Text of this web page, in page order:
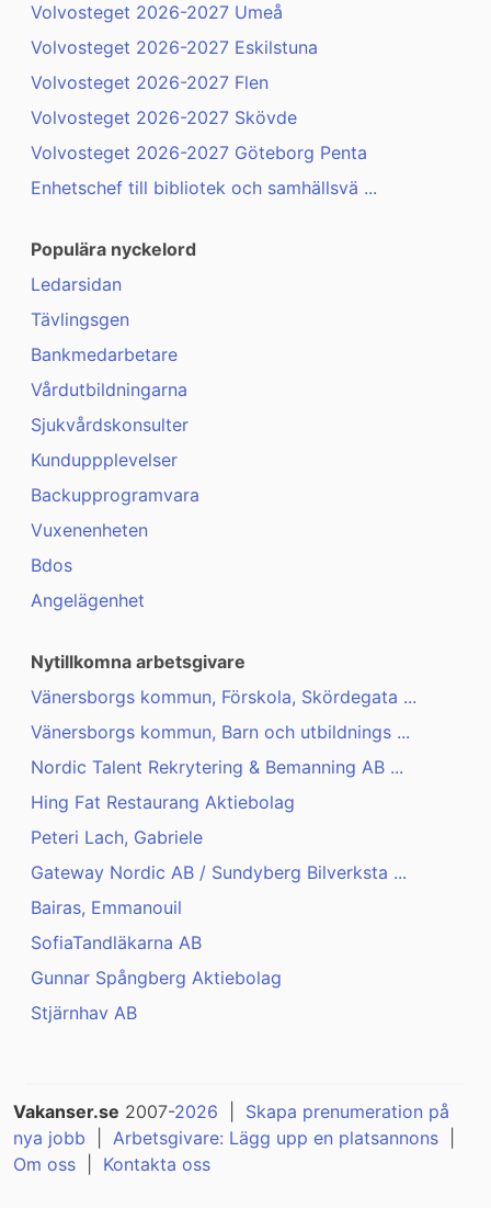
Volvosteget 2026-2027 Umeå
Volvosteget 2026-2027 Eskilstuna
Volvosteget 2026-2027 Flen
Volvosteget 2026-2027 Skövde
Volvosteget 2026-2027 Göteborg Penta
Enhetschef till bibliotek och samhällsvä ...
Populära nyckelord
Ledarsidan
Tävlingsgen
Bankmedarbetare
Vårdutbildningarna
Sjukvårdskonsulter
Kunduppplevelser
Backupprogramvara
Vuxenenheten
Bdos
Angelägenhet
Nytillkomna arbetsgivare
Vänersborgs kommun, Förskola, Skördegata ...
Vänersborgs kommun, Barn och utbildnings ...
Nordic Talent Rekrytering & Bemanning AB ...
Hing Fat Restaurang Aktiebolag
Peteri Lach, Gabriele
Gateway Nordic AB / Sundyberg Bilverksta ...
Bairas, Emmanouil
SofiaTandläkarna AB
Gunnar Spångberg Aktiebolag
Stjärnhav AB
Vakanser.se 2007-2026
Skapa prenumeration på
nya jobb
Arbetsgivare: Lägg upp en platsannons
Om oss
Kontakta oss